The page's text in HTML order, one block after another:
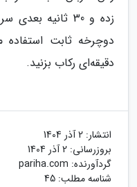
زده و 30 ثانیه
دقیقه‌ای رکاب بزنید.
انتشار: 2 آذر 1404
بروزرسانی: 2 آذر 1404
گردآورنده: pariha.com
شناسه مطلب: 45